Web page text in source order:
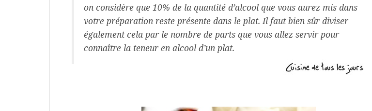
on considère que 10% de la quantité d’alcool que vous aurez mis dans
votre préparation reste présente dans le plat. Il faut bien sûr diviser
également cela par le nombre de parts que vous allez servir pour
connaître la teneur en alcool d’un plat.